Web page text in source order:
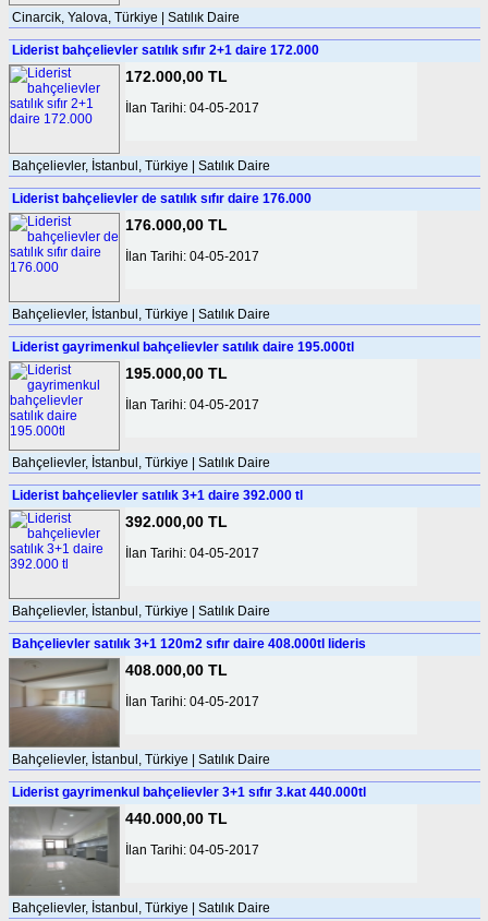
Cinarcik, Yalova, Türkiye | Satılık Daire
Liderist bahçelievler satılık sıfır 2+1 daire 172.000
172.000,00 TL
İlan Tarihi: 04-05-2017
Bahçelievler, İstanbul, Türkiye | Satılık Daire
Liderist bahçelievler de satılık sıfır daire 176.000
176.000,00 TL
İlan Tarihi: 04-05-2017
Bahçelievler, İstanbul, Türkiye | Satılık Daire
Liderist gayrimenkul bahçelievler satılık daire 195.000tl
195.000,00 TL
İlan Tarihi: 04-05-2017
Bahçelievler, İstanbul, Türkiye | Satılık Daire
Liderist bahçelievler satılık 3+1 daire 392.000 tl
392.000,00 TL
İlan Tarihi: 04-05-2017
Bahçelievler, İstanbul, Türkiye | Satılık Daire
Bahçelievler satılık 3+1 120m2 sıfır daire 408.000tl lideris
408.000,00 TL
İlan Tarihi: 04-05-2017
Bahçelievler, İstanbul, Türkiye | Satılık Daire
Liderist gayrimenkul bahçelievler 3+1 sıfır 3.kat 440.000tl
440.000,00 TL
İlan Tarihi: 04-05-2017
Bahçelievler, İstanbul, Türkiye | Satılık Daire